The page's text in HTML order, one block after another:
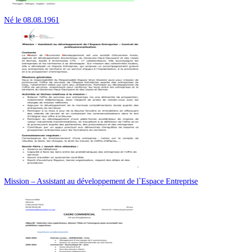
Né le 08.08.1961
Mission – Assistant au développement de l`Espace Entreprise